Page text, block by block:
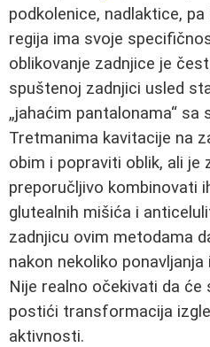
podkolenice, nadlaktice,
regija ima svoje
oblikovanje zadnjice je
spuštenoj zadnjici usled
„jahaćim pantalonama“ sa
Tretmanima kavitacije na
obim i popraviti oblik, ali
preporučljivo kombinovati
glutealnih mišića i
zadnjicu ovim metodama
nakon nekoliko
Nije realno očekivati da će
postići transformacija
aktivnosti.